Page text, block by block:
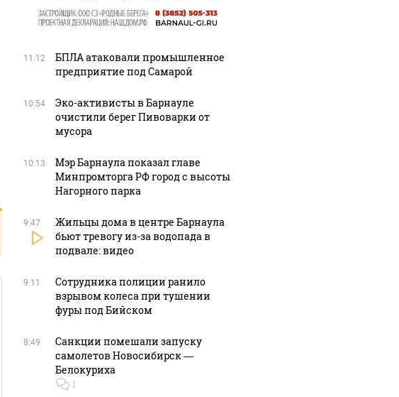
11:12
БПЛА атаковали промышленное
предприятие под Самарой
10:54
Эко-активисты в Барнауле
очистили берег Пивоварки от
мусора
10:13
Мэр Барнаула показал главе
Минпромторга РФ город с высоты
Нагорного парка
9:47
Жильцы дома в центре Барнаула
бьют тревогу из-за водопада в
подвале: видео
9:11
Сотрудника полиции ранило
взрывом колеса при тушении
фуры под Бийском
8:49
Санкции помешали запуску
самолетов Новосибирск —
Белокуриха
1